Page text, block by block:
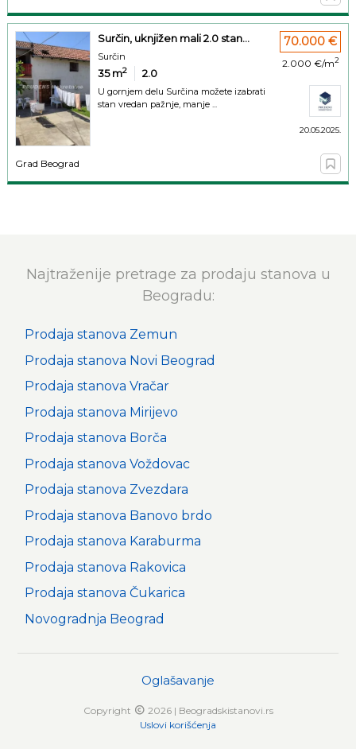
Surčin, uknjižen mali 2.0 stan...
Surčin
35m2 2.0
U gornjem delu Surčina možete izabrati
stan vredan pažnje, manje ...
70.000 €
2.000 €/m2
20.05.2025.
Grad Beograd
Najtraženije pretrage za prodaju stanova u
Beogradu:
Prodaja stanova Zemun
Prodaja stanova Novi Beograd
Prodaja stanova Vračar
Prodaja stanova Mirijevo
Prodaja stanova Borča
Prodaja stanova Voždovac
Prodaja stanova Zvezdara
Prodaja stanova Banovo brdo
Prodaja stanova Karaburma
Prodaja stanova Rakovica
Prodaja stanova Čukarica
Novogradnja Beograd
Oglašavanje
Copyright
2026 | Beogradskistanovi.rs
Uslovi korišćenja